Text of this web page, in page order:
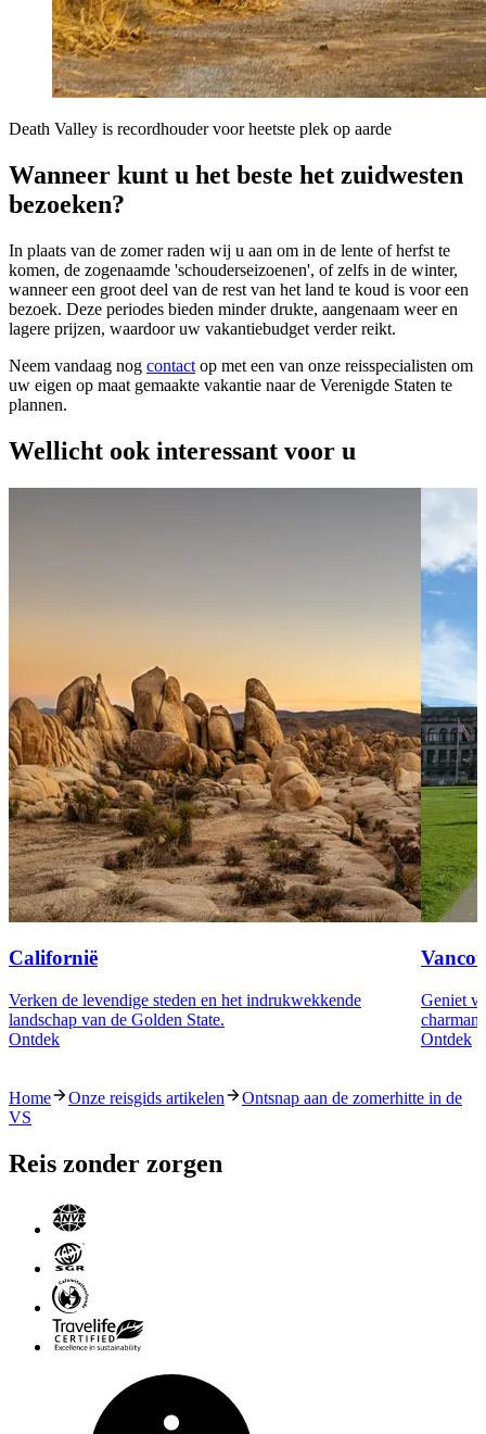
Death Valley is recordhouder voor heetste plek op aarde
Wanneer kunt u het beste het zuidwesten
bezoeken?
In plaats van de zomer raden wij u aan om in de lente of herfst te
komen, de zogenaamde 'schouderseizoenen', of zelfs in de winter,
wanneer een groot deel van de rest van het land te koud is voor een
bezoek. Deze periodes bieden minder drukte, aangenaam weer en
lagere prijzen, waardoor uw vakantiebudget verder reikt.
Neem vandaag nog contact op met een van onze reisspecialisten om
uw eigen op maat gemaakte vakantie naar de Verenigde Staten te
plannen.
Wellicht ook interessant voor u
Californië
Verken de levendige steden en het indrukwekkende
landschap van de Golden State.
Ontdek
Geniet
Ontdek
Home Onze reisgids artikelen
Ontsnap aan de zomerhitte in de
VS
Reis zonder zorgen